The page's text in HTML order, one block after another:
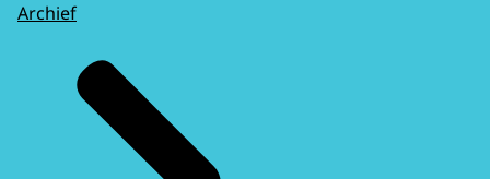
Archief